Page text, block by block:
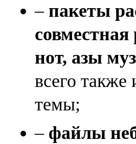
– пакеты
нот, азы
всего
темы;
– файлы